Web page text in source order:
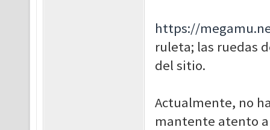
https://
ruleta; las ruedas
del sitio.
Actualmente, no
mantente atento